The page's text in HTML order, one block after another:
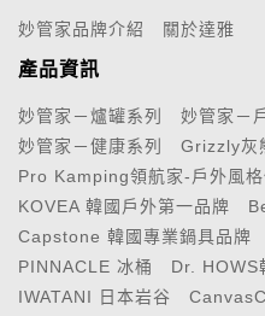
妙管家品牌介紹 關於達雅
產品資訊
妙管家－爐罐系列 妙管家－
妙管家－健康系列
Grizzly灰
Pro Kamping領航家-戶外風
KOVEA 韓國戶外第一品牌
Capstone 韓國專業鍋具品牌
PINNACLE 冰桶
Dr. HOWS
IWATANI 日本岩谷